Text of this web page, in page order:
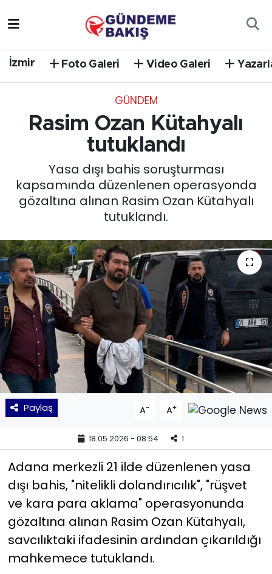
İzmir Foto Galeri Video Galeri
GÜNDEM
Rasim Ozan Kütahyalı
tutuklandı
Yasa dışı bahis soruşturması
kapsamında düzenlenen operasyonda
gözaltına alınan Rasim Ozan Kütahyalı
tutuklandı.
Paylaş A- A+
18.05.2026 - 08:54 1
Adana merkezli 21 ilde düzenlenen yasa
dışı bahis, "nitelikli dolandırıcılık", "rüşvet
ve kara para aklama" operasyonunda
gözaltına alınan Rasim Ozan Kütahyalı,
savcılıktaki ifadesinin ardından çıkarıldığı
mahkemece tutuklandı.
EĞİTİM
EKONOMİ
GÜNCEL
KÜLTÜR SANAT
MAGAZİN
POLİTİKA
SAĞLIK
Siyaset
SPOR
TEKNOLOJİ
Yaşam
YEREL POLİTİKA
Süper Lig Puan Durumu ve Fikstür
Tüm Manşetler
Son Dakika Haberleri